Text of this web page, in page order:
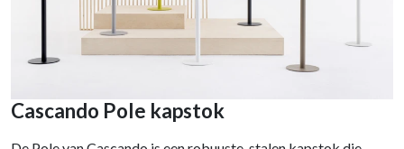
Cascando Pole kapstok